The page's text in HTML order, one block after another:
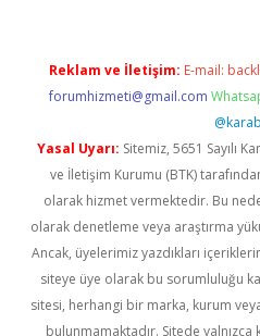
Reklam ve İletişim: E-mail:
forumhizmeti@gmail.com
Yasal Uyarı: Sitemiz, 5651 Sayılı
ve İletişim Kurumu (BTK)
olarak hizmet vermektedir. Bu
olarak denetleme veya araştırma
Ancak, üyelerimiz yazdıkları
siteye üye olarak bu sorumluluğu
sitesi, herhangi bir marka, kurum
bulunmamaktadır. Sitede yalnızca